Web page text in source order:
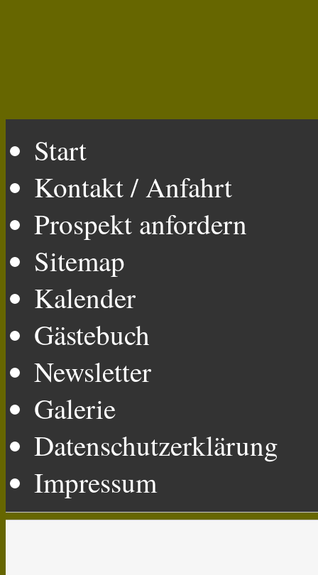
Start
Kontakt / Anfahrt
Prospekt anfordern
Sitemap
Kalender
Gästebuch
Newsletter
Galerie
Datenschutzerklärung
Impressum